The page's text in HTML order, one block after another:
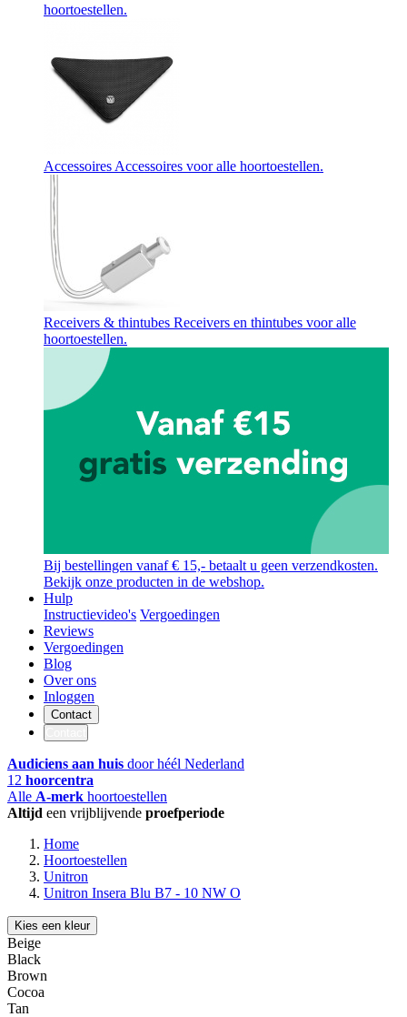
hoortoestellen.
Accessoires Accessoires voor alle hoortoestellen.
Receivers & thintubes Receivers en thintubes voor alle
hoortoestellen.
Bij bestellingen vanaf € 15,- betaalt u geen verzendkosten.
Bekijk onze producten in de webshop.
Hulp
Instructievideo's Vergoedingen
Reviews
Vergoedingen
Blog
Over ons
Inloggen
Contact
Audiciens aan huis door héél Nederland
12 hoorcentra
Alle A-merk hoortoestellen
Altijd een vrijblijvende proefperiode
Home
Hoortoestellen
Unitron
Unitron Insera Blu B7 - 10 NW O
Kies een kleur
Beige
Black
Brown
Cocoa
Tan